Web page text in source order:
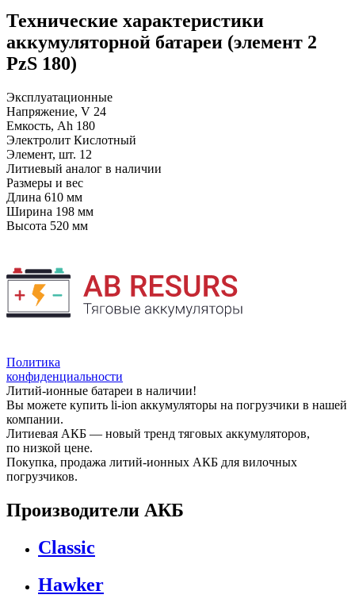
Технические характеристики
аккумуляторной батареи (элемент 2
PzS 180)
Эксплуатационные
Напряжение, V 24
Емкость, Ah 180
Электролит Кислотный
Элемент, шт. 12
Литиевый аналог в наличии
Размеры и вес
Длина 610 мм
Ширина 198 мм
Высота 520 мм
Политика
конфиденциальности
Литий-ионные батареи в наличии!
Вы можете купить li-ion аккумуляторы на погрузчики в нашей
компании.
Литиевая АКБ — новый тренд тяговых аккумуляторов,
по низкой цене.
Покупка, продажа литий-ионных АКБ для вилочных
погрузчиков.
Производители АКБ
Classic
Hawker